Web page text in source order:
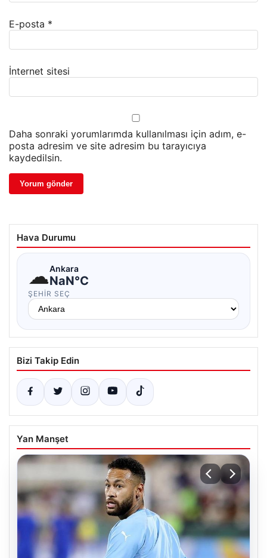
E-posta *
İnternet sitesi
Daha sonraki yorumlarımda kullanılması için adım, e-
posta adresim ve site adresim bu tarayıcıya
kaydedilsin.
Hava Durumu
☁Ankara
NaN°C
ŞEHIR SEÇ
Bizi Takip Edin
Yan Manşet